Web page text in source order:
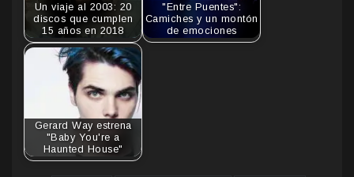
Un viaje al 2003: 20
discos que cumplen
15 años en 2018
"Entre Puentes":
Camiches y un montón
de emociones
Gerard Way estrena
"Baby You're a
Haunted House"